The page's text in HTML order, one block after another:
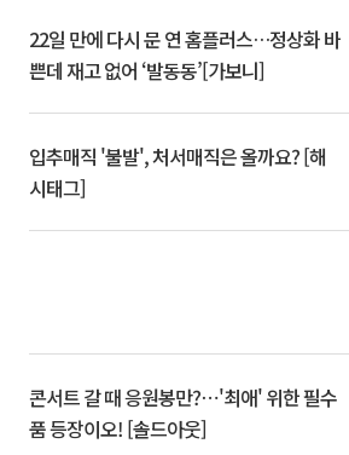
22일 만에 다시 문 연 홈플러스…정상화 바
쁜데 재고 없어 ‘발동동’[가보니]
입추매직 '불발', 처서매직은 올까요? [해
시태그]
콘서트 갈 때 응원봉만?⋯'최애' 위한 필수
품 등장이오! [솔드아웃]